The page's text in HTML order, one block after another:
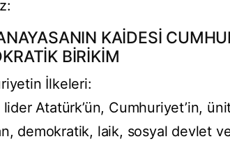
KAİDESİ
BİRİKİM
İlkeleri:
Atatürk’ün, Cumhuriyet’in,
demokratik, laik, sosyal devlet